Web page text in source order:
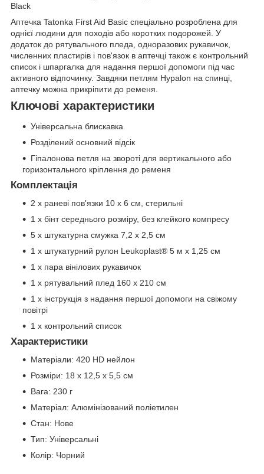
Black
Аптечка Tatonka First Aid Basic спеціально розроблена для
однієї людини для походів або коротких подорожей. У
додаток до рятувального пледа, одноразових рукавичок,
численних пластирів і пов'язок в аптечці також є контрольний
список і шпаргалка для надання першої допомоги під час
активного відпочинку. Завдяки петлям Hypalon на спинці,
аптечку можна прикріпити до ременя.
Ключові характеристики
Універсальна блискавка
Розділений основний відсік
Гіпалонова петля на звороті для вертикального або
горизонтального кріплення до ременя
Комплектація
2 x раневі пов'язки 10 x 6 см, стерильні
1 x бінт середнього розміру, без клейкого компресу
5 x штукатурна смужка 7,2 x 2,5 см
1 x штукатурний рулон Leukoplast® 5 м x 1,25 см
1 x пара вінілових рукавичок
1 x рятувальний плед 160 x 210 см
1 x інструкція з надання першої допомоги на свіжому
повітрі
1 x контрольний список
Характеристики
Матеріали: 420 HD нейлон
Розміри: 18 x 12,5 x 5,5 см
Вага: 230 г
Матеріал: Алюмінізований поліетилен
Стан: Нове
Тип: Універсальні
Колір: Чорний